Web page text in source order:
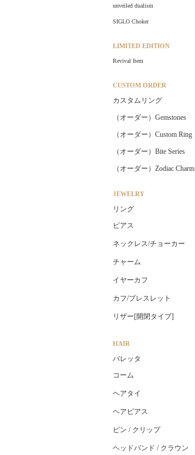
unveiled dualism
SIGLO Choker
LIMITED EDITION
Revival Item
CUSTOM ORDER
カスタムリング
（オーダー）Gemstones
（オーダー）Custom Ring
（オーダー）Bite Series
（オーダー）Zodiac Charm
JEWELRY
リング
ピアス
ネックレス/チョーカー
チャーム
イヤーカフ
カフ/ブレスレット
リザー[開閉タイプ]
HAIR
バレッタ
コーム
ヘアタイ
ヘアピアス
ピン / クリップ
ヘッドバンド / クラウン